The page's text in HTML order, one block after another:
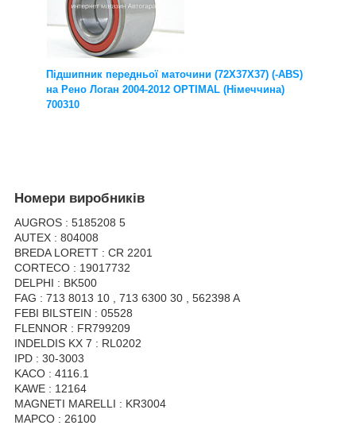
Підшипник передньої маточини (72X37X37) (-ABS)
на Рено Логан 2004-2012 OPTIMAL (Німеччина)
700310
Номери виробників
AUGROS : 5185208 5
AUTEX : 804008
BREDA LORETT : CR 2201
CORTECO : 19017732
DELPHI : BK500
FAG : 713 8013 10 , 713 6300 30 , 562398 A
FEBI BILSTEIN : 05528
FLENNOR : FR799209
INDELDIS KX 7 : RL0202
IPD : 30-3003
KACO : 4116.1
KAWE : 12164
MAGNETI MARELLI : KR3004
MAPCO : 26100